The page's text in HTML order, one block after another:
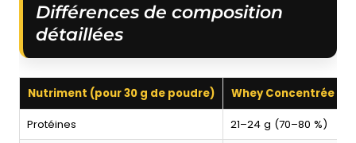
Différences de composition
détaillées
Nutriment (pour 30 g de poudre) Whey Concentrée
Protéines 21–24 g (70–80 %)